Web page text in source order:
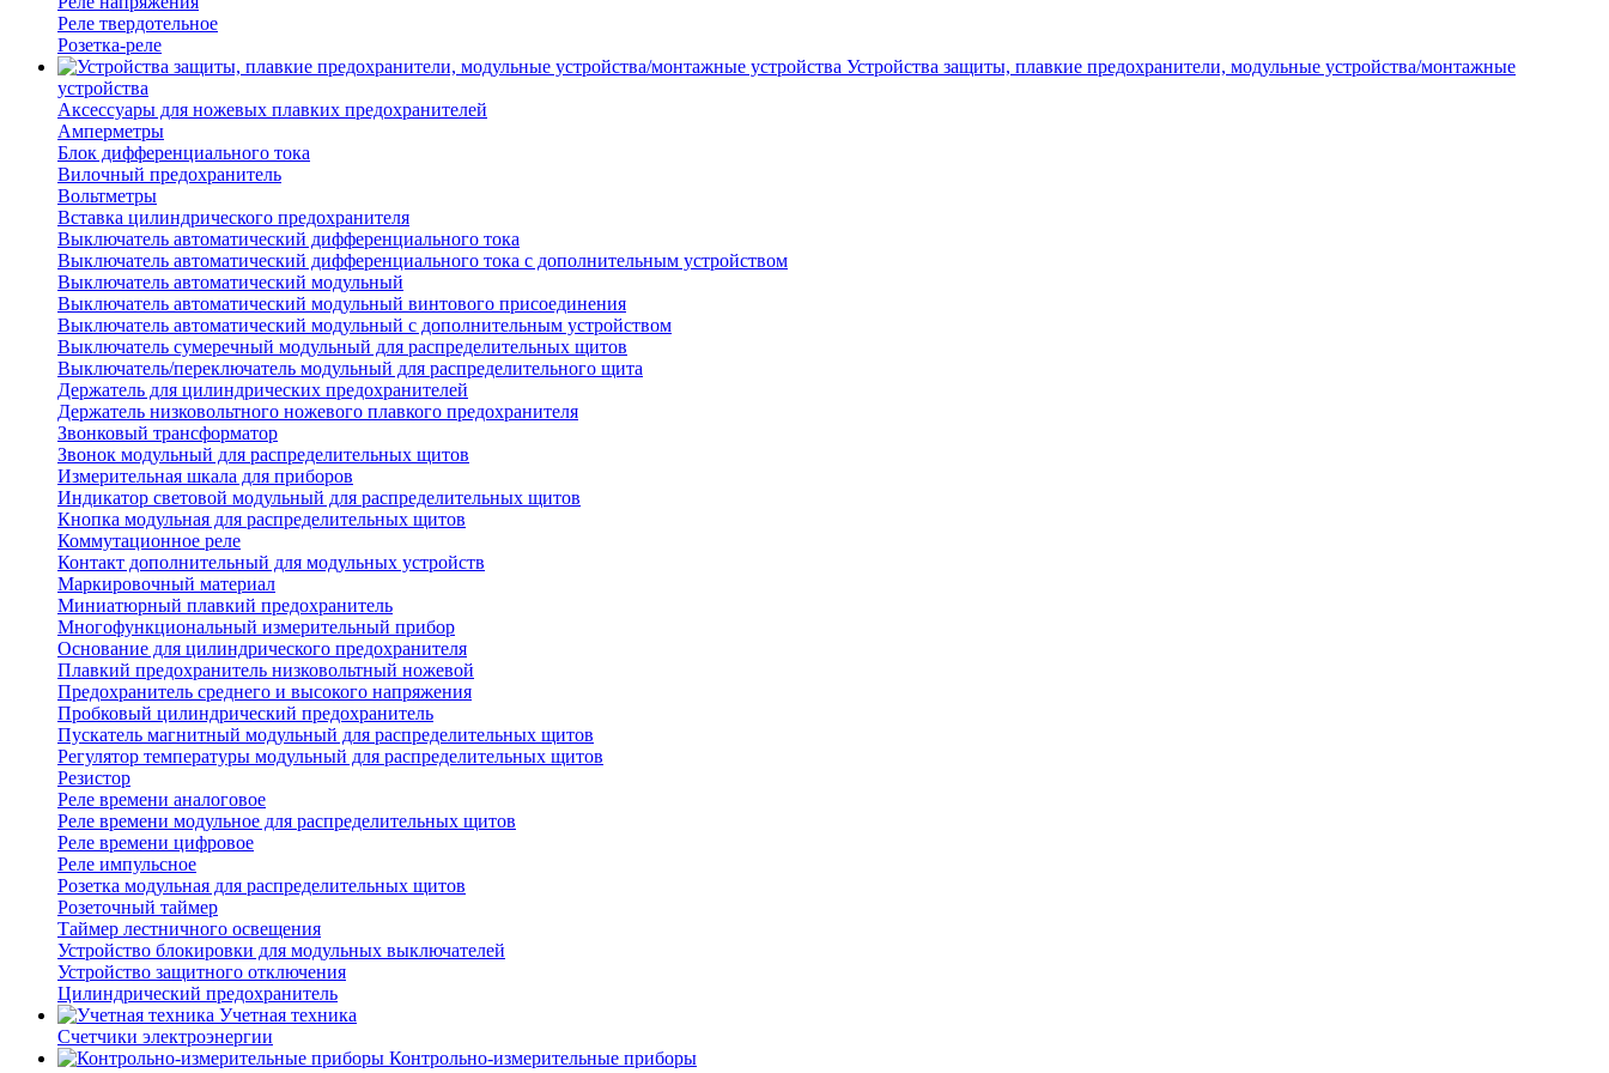
Реле твердотельное
Розетка-реле
Устройства защиты, плавкие предохранители, модульные устройства/монтажные
устройства
Аксессуары для ножевых плавких предохранителей
Амперметры
Блок дифференциального тока
Вилочный предохранитель
Вольтметры
Вставка цилиндрического предохранителя
Выключатель автоматический дифференциального тока
Выключатель автоматический дифференциального тока с дополнительным устройством
Выключатель автоматический модульный
Выключатель автоматический модульный винтового присоединения
Выключатель автоматический модульный с дополнительным устройством
Выключатель сумеречный модульный для распределительных щитов
Выключатель/переключатель модульный для распределительного щита
Держатель для цилиндрических предохранителей
Держатель низковольтного ножевого плавкого предохранителя
Звонковый трансформатор
Звонок модульный для распределительных щитов
Измерительная шкала для приборов
Индикатор световой модульный для распределительных щитов
Кнопка модульная для распределительных щитов
Коммутационное реле
Контакт дополнительный для модульных устройств
Маркировочный материал
Миниатюрный плавкий предохранитель
Многофункциональный измерительный прибор
Основание для цилиндрического предохранителя
Плавкий предохранитель низковольтный ножевой
Предохранитель среднего и высокого напряжения
Пробковый цилиндрический предохранитель
Пускатель магнитный модульный для распределительных щитов
Регулятор температуры модульный для распределительных щитов
Резистор
Реле времени аналоговое
Реле времени модульное для распределительных щитов
Реле времени цифровое
Реле импульсное
Розетка модульная для распределительных щитов
Розеточный таймер
Таймер лестничного освещения
Устройство блокировки для модульных выключателей
Устройство защитного отключения
Цилиндрический предохранитель
Учетная техника
Счетчики электроэнергии
Контрольно-измерительные приборы